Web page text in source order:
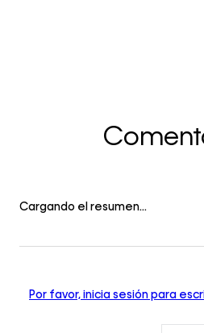
Cargando el resumen…
Por favor, inicia sesión para